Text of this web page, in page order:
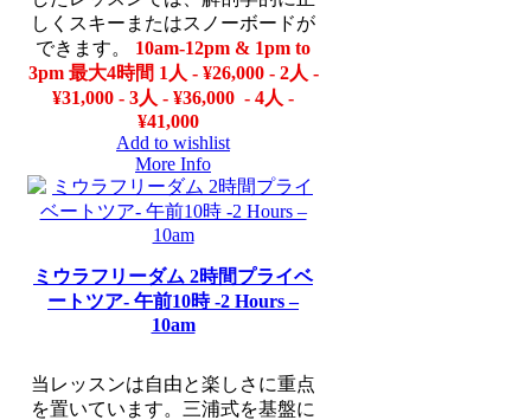
しくスキーまたはスノーボードが
できます。 10am-12pm & 1pm to
3pm 最大4時間 1人 - ¥26,000 - 2人 -
¥31,000 - 3人 - ¥36,000 - 4人 -
¥41,000
Add to wishlist
More Info
ミウラフリーダム 2時間プライベ
ートツア- 午前10時 -2 Hours –
10am
当レッスンは自由と楽しさに重点
を置いています。三浦式を基盤に